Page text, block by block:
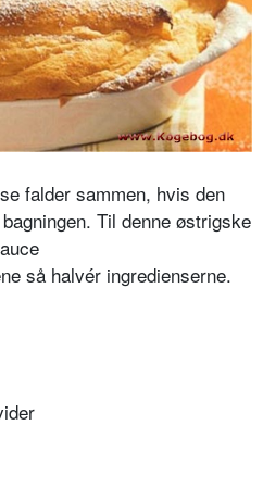
falder sammen, hvis den
Til denne østrigske
så halvér ingredienserne.